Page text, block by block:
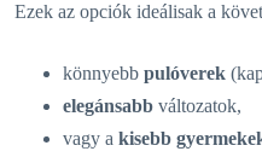
Ezek az opciók ideálisak a
könnyebb pulóverek
elegánsabb változatok,
vagy a kisebb